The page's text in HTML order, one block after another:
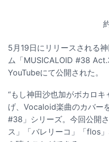
5月19日にリリースされる
ム「MUSICALOID #38
YouTubeにて公開された。
“もし神田沙也加がボカロ
げ、Vocaloid楽曲のカバー
#38」シリーズ。今回公開
ス」「バレリーコ」「flos